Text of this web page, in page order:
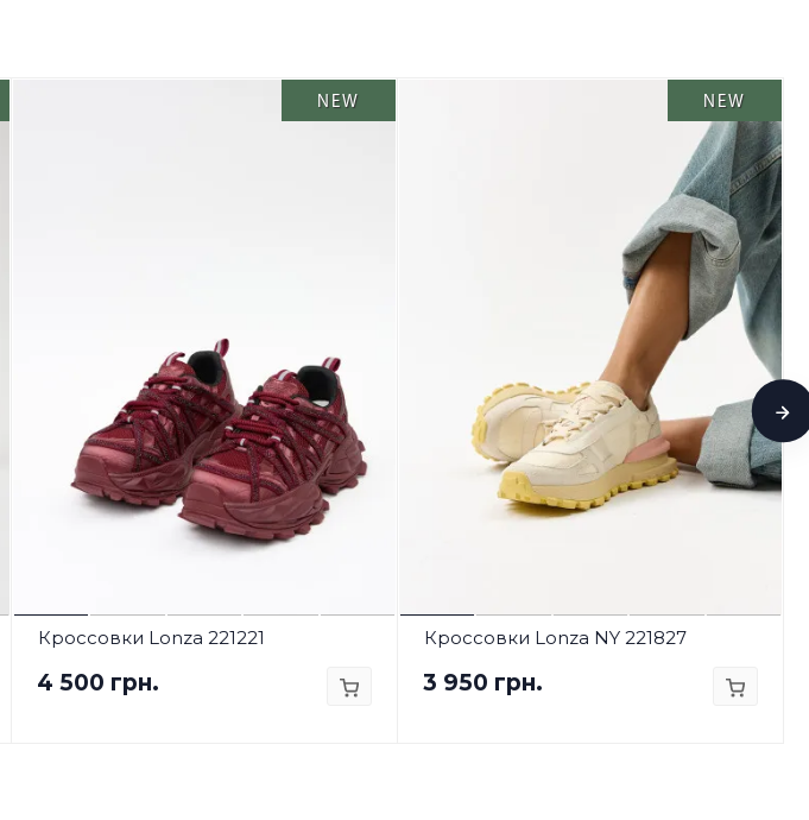
NEW
Кроссовки Lonza 221221
4 500 грн.
NEW
Кроссовки Lonza NY 221827
3 950 грн.